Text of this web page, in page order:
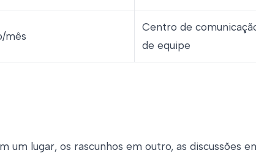
mês
Centro de
de equipe
lugar, os rascunhos em outro, as discussões